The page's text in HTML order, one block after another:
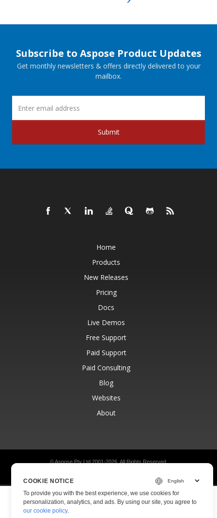
Subscribe to Aspose Product Updates
Get monthly newsletters & offers directly delivered to your
mailbox.
Submit
Home
Products
New Releases
Pricing
Docs
Live Demos
Free Support
Paid Support
Paid Consulting
Blog
Websites
About
© Aspose Pty Ltd 2001-2026. All Rights Reserved.
COOKIE NOTICE
To provide you with the best experience, we use cookies for
personalization, analytics, and ads. By using our site, you agree to
our cookie policy.